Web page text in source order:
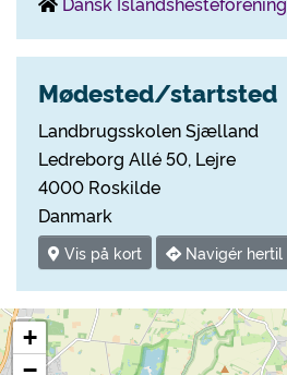
Mødested/startsted
Landbrugsskolen Sjælland
Ledreborg Allé 50, Lejre
4000 Roskilde
Danmark
Vis på kort Navigér hertil
+